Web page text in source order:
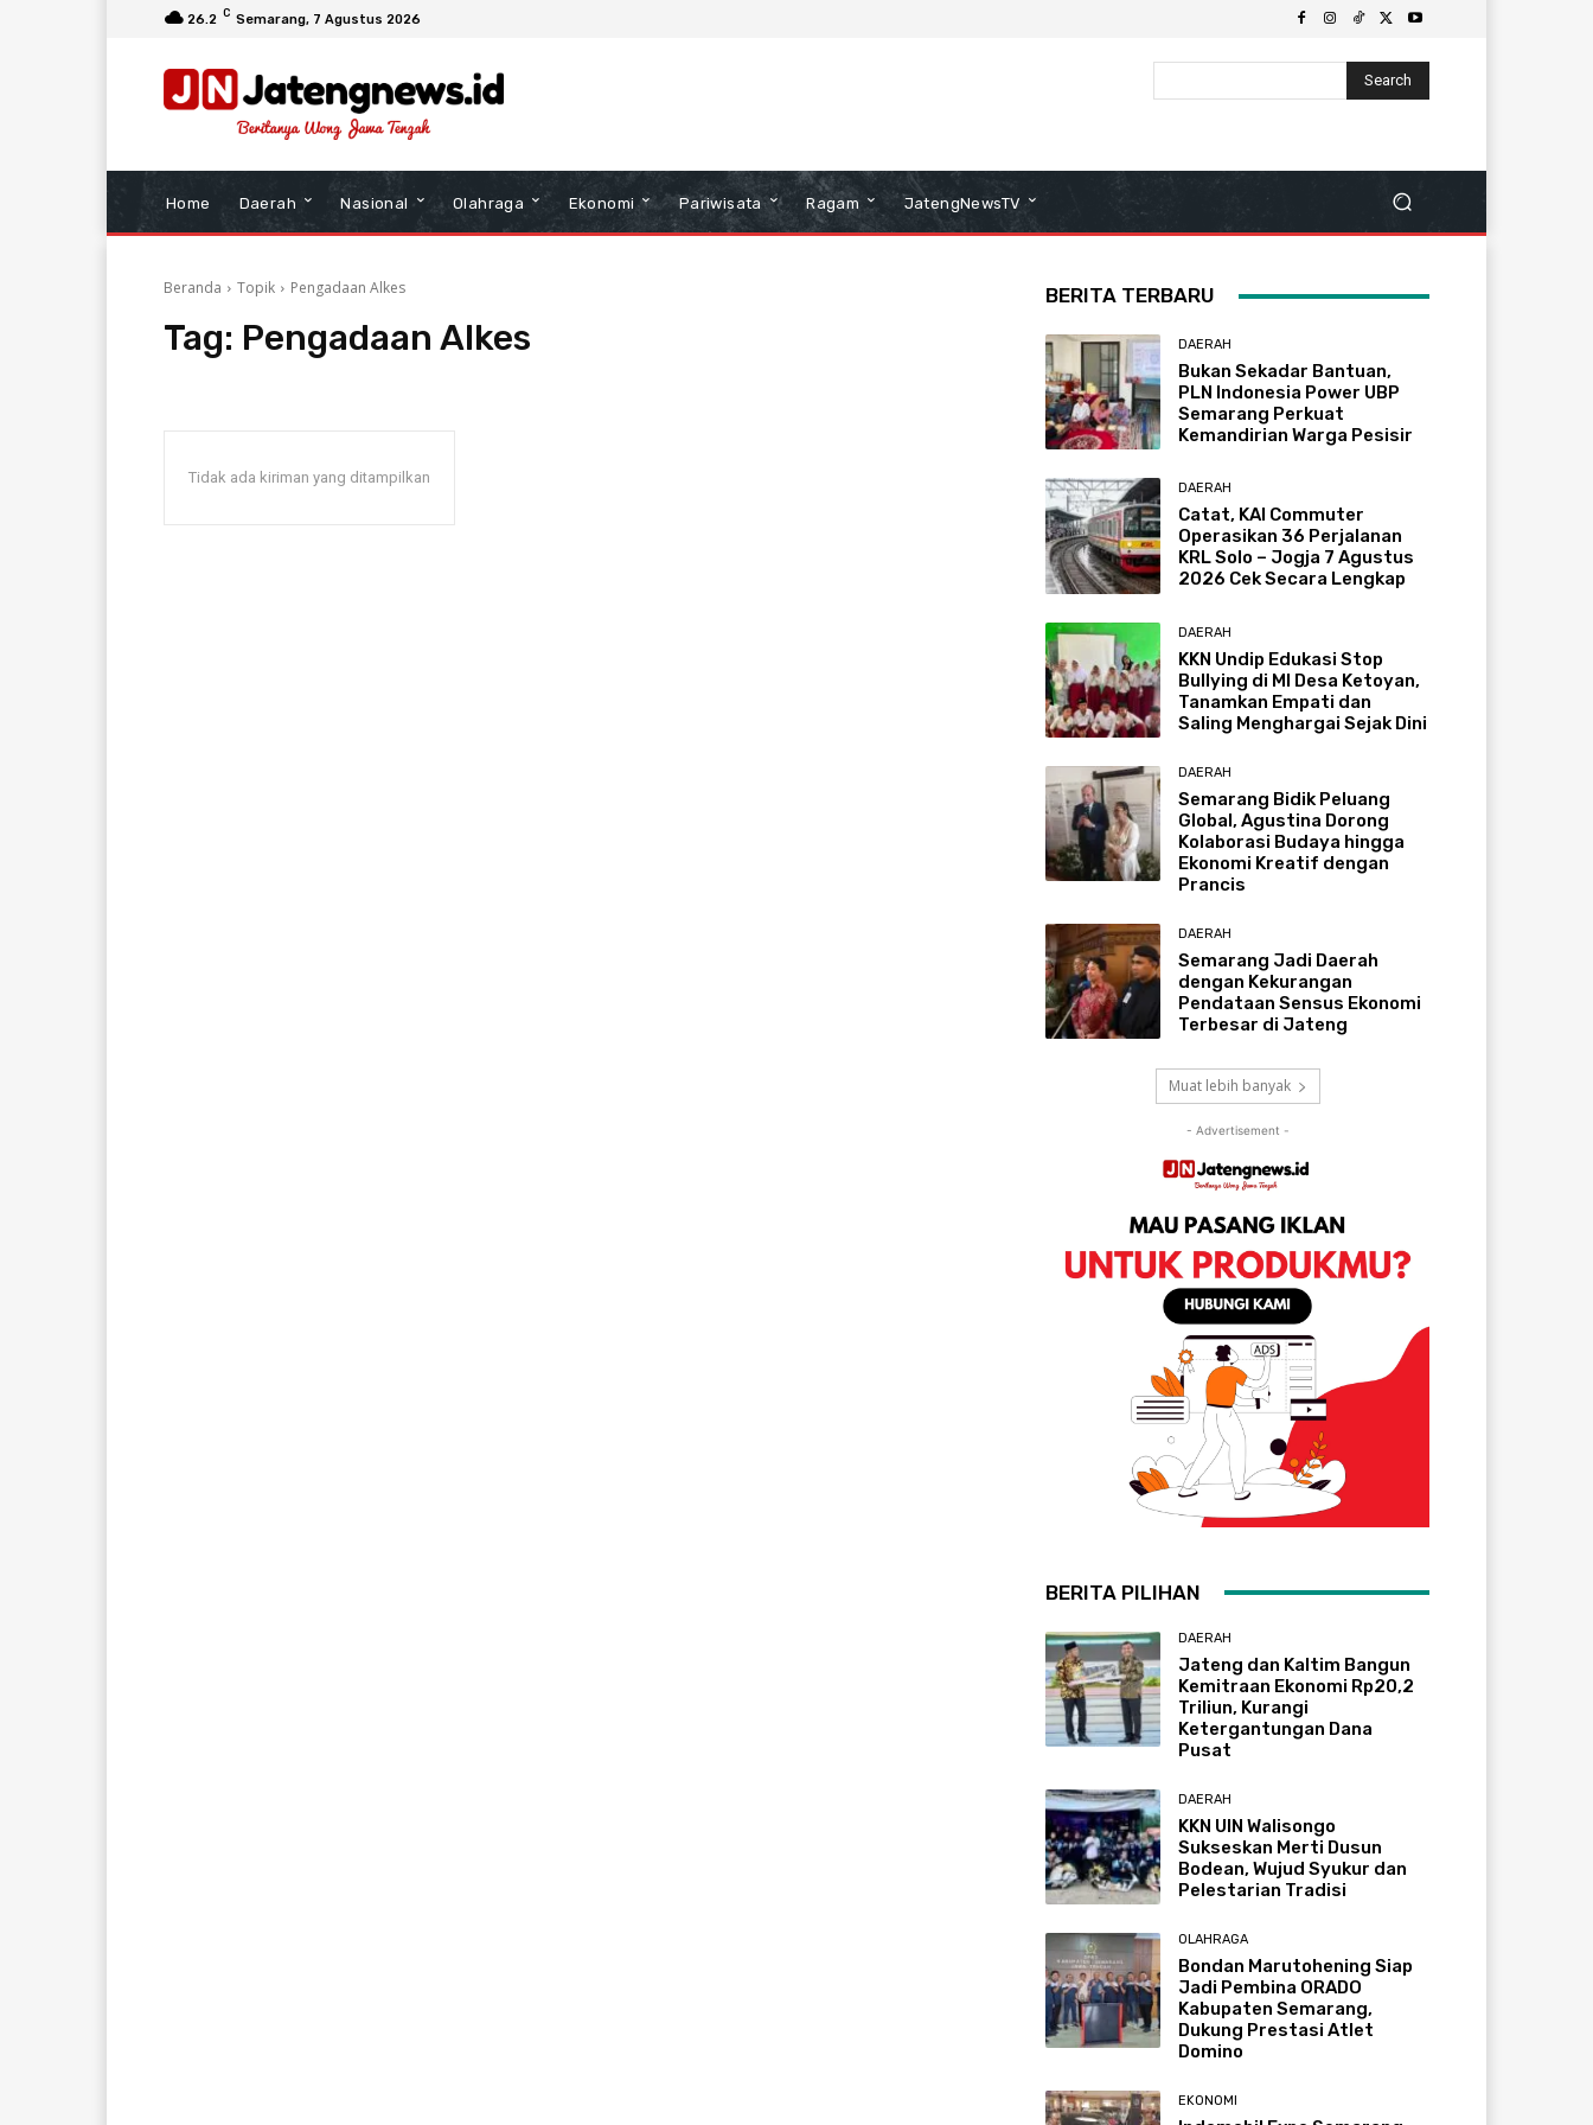
26.2 C Semarang, 7 Agustus 2026
Search
Home Daerah Nasional Olahraga Ekonomi Pariwisata Ragam JatengNewsTV
Beranda Topik Pengadaan Alkes
Tag: Pengadaan Alkes
Tidak ada kiriman yang ditampilkan
BERITA TERBARU
DAERAH
Bukan Sekadar Bantuan,
PLN Indonesia Power UBP
Semarang Perkuat
Kemandirian Warga Pesisir
DAERAH
Catat, KAI Commuter
Operasikan 36 Perjalanan
KRL Solo – Jogja 7 Agustus
2026 Cek Secara Lengkap
DAERAH
KKN Undip Edukasi Stop
Bullying di MI Desa Ketoyan,
Tanamkan Empati dan
Saling Menghargai Sejak Dini
DAERAH
Semarang Bidik Peluang
Global, Agustina Dorong
Kolaborasi Budaya hingga
Ekonomi Kreatif dengan
Prancis
DAERAH
Semarang Jadi Daerah
dengan Kekurangan
Pendataan Sensus Ekonomi
Terbesar di Jateng
Muat lebih banyak
- Advertisement -
BERITA PILIHAN
DAERAH
Jateng dan Kaltim Bangun
Kemitraan Ekonomi Rp20,2
Triliun, Kurangi
Ketergantungan Dana
Pusat
DAERAH
KKN UIN Walisongo
Sukseskan Merti Dusun
Bodean, Wujud Syukur dan
Pelestarian Tradisi
OLAHRAGA
Bondan Marutohening Siap
Jadi Pembina ORADO
Kabupaten Semarang,
Dukung Prestasi Atlet
Domino
EKONOMI